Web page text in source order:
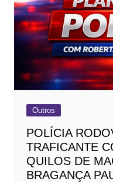
Outros
POLÍCIA
TRAFICANTE
QUILOS DE
BRAGANÇA